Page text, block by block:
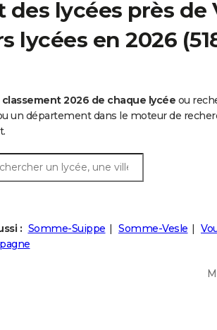
des lycées près de
lycées en 2026
classement 2026 de chaque lycée ou
un département dans le moteur de
: Somme-Suippe Somme-Vesle